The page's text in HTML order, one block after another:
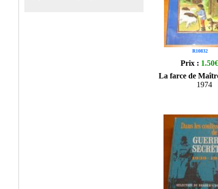
R10832
Prix : 1.50€
La farce de
1974